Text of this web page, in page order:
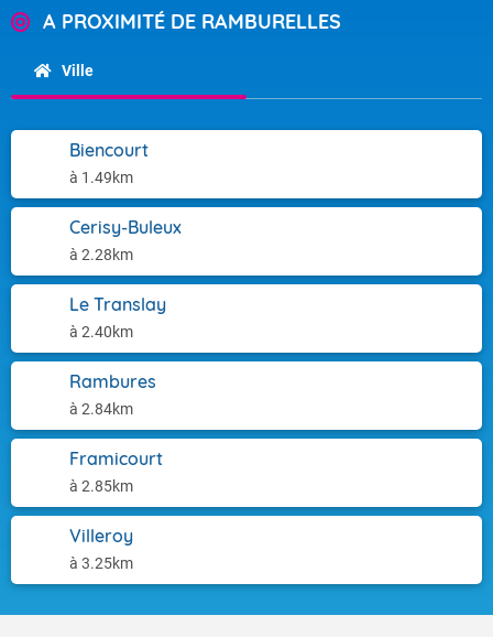
A PROXIMITÉ DE RAMBURELLES
Ville
Biencourt
à 1.49km
Cerisy-Buleux
à 2.28km
Le Translay
à 2.40km
Rambures
à 2.84km
Framicourt
à 2.85km
Villeroy
à 3.25km